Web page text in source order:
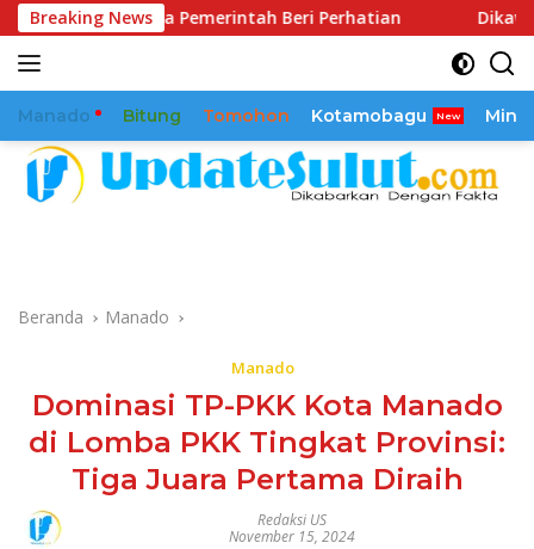
Langsung
ke
konten
Breaking News
Pemerintah Beri Perhatian Dikawal Sejak 2025,
Manado Bitung Tomohon Kotamobagu
Beranda Manado
Manado
Dominasi TP-PKK Kota Manado
di Lomba PKK Tingkat Provinsi:
Tiga Juara Pertama Diraih
Redaksi US
November 15, 2024